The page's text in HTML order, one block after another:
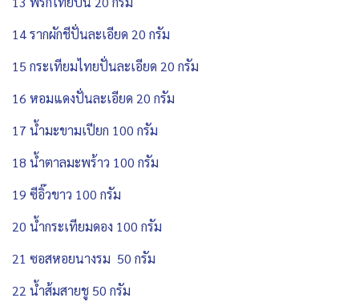
14 รากผักชีปั่นละเอียด 20 กรัม
15 กระเทียมไทยปั่นละเอียด 20 กรัม
16 หอมแดงปั่นละเอียด 20 กรัม
17 น้ำมะขามเปียก 100 กรัม
18 น้ำตาลมะพร้าว 100 กรัม
19 ซีอิ๊วขาว 100 กรัม
20 น้ำกระเทียมดอง 100 กรัม
21 ซอสหอยนางรม 50 กรัม
22 น้ำส้มสายชู 50 กรัม